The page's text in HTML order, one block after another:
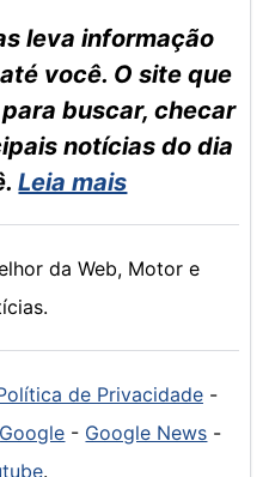
leva informação
você. O site que
buscar, checar
notícias do dia
Leia mais
da Web, Motor e
de Privacidade-
Google - Google News -
.